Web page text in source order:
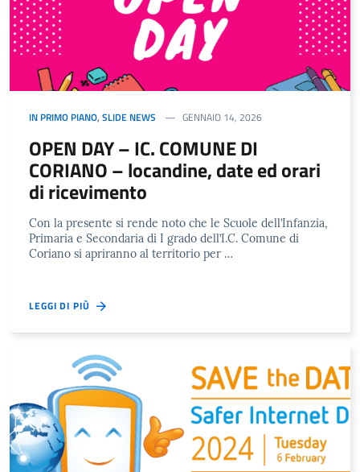
IN PRIMO PIANO, SLIDE NEWS GENNAIO 14, 2026
OPEN DAY – IC. COMUNE DI
CORIANO – locandine, date ed orari
di ricevimento
Con la presente si rende noto che le Scuole dell’Infanzia,
Primaria e Secondaria di I grado dell’I.C. Comune di
Coriano si apriranno al territorio per …
LEGGI DI PIÙ